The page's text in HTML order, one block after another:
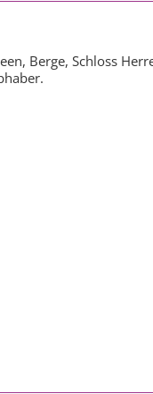
Berge, Schloss